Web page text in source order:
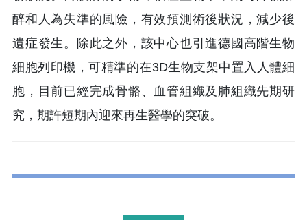
醉和人為失準的風險，有效預測術後狀況，減少後
遺症發生。除此之外，該中心也引進德國高階生物
細胞列印機，可精準的在3D生物支架中置入人體細
胞，目前已經完成骨骼、血管組織及肺組織先期研
究，期許短期內迎來再生醫學的突破。